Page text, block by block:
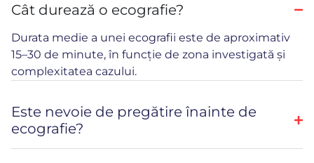
Cât durează o ecografie?
Durata medie a unei ecografii este de aproximativ
15–30 de minute, în funcție de zona investigată și
complexitatea cazului.
Este nevoie de pregătire înainte de
ecografie?